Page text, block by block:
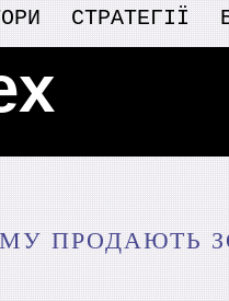
СТРАТЕГІЇ
ПРОДАЮТЬ